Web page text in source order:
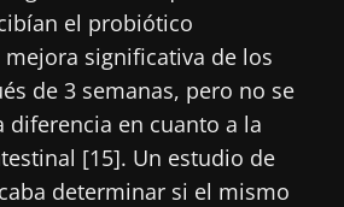
el probiótico
significativa de los
de 3 semanas, pero no se
diferencia en cuanto a la
[15]. Un estudio de
determinar si el mismo